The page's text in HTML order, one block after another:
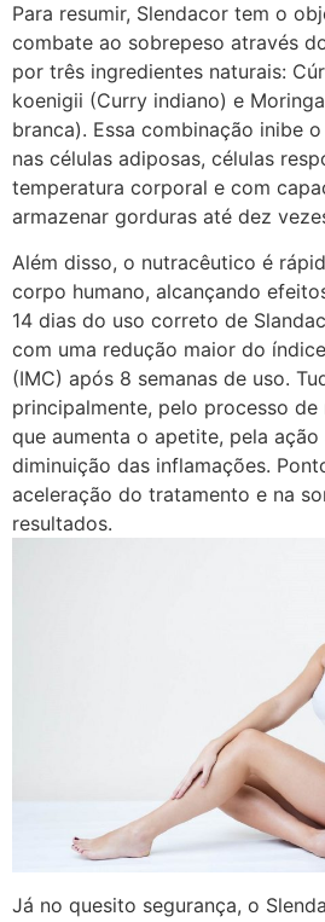
Para resumir, Slendacor tem o
combate ao sobrepeso através
por três ingredientes naturais:
koenigii (Curry indiano) e
branca). Essa combinação inibe
nas células adiposas, células
temperatura corporal e com
armazenar gorduras até dez
Além disso, o nutracêutico é
corpo humano, alcançando
14 dias do uso correto de
com uma redução maior do
(IMC) após 8 semanas de uso.
principalmente, pelo processo
que aumenta o apetite, pela
diminuição das inflamações.
aceleração do tratamento e na
resultados.
Já no quesito segurança, o